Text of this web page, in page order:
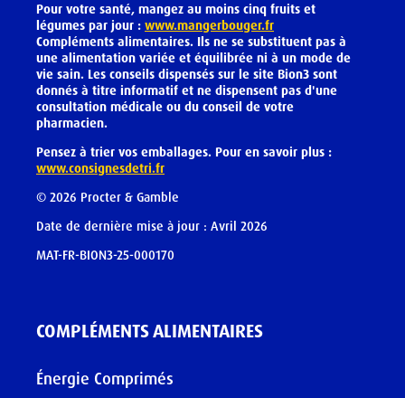
Pour votre santé, mangez au moins cinq fruits et
légumes par jour : www.mangerbouger.fr
Compléments alimentaires. Ils ne se substituent pas à
une alimentation variée et équilibrée ni à un mode de
vie sain. Les conseils dispensés sur le site Bion3 sont
donnés à titre informatif et ne dispensent pas d'une
consultation médicale ou du conseil de votre
pharmacien.
Pensez à trier vos emballages. Pour en savoir plus :
www.consignesdetri.fr
© 2026 Procter & Gamble
Date de dernière mise à jour : Avril 2026
MAT-FR-BION3-25-000170
COMPLÉMENTS ALIMENTAIRES
Énergie Comprimés